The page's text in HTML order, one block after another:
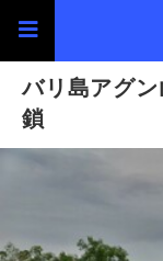
バリ島アグ
鎖